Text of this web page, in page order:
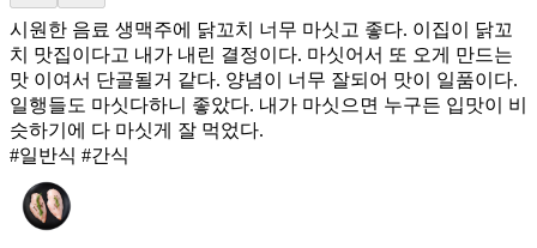
시원한 음료 생맥주에 닭꼬치 너무 마싯고 좋다. 이집이 닭꼬
치 맛집이다고 내가 내린 결정이다. 마싯어서 또 오게 만드는
맛 이여서 단골될거 같다. 양념이 너무 잘되어 맛이 일품이다.
일행들도 마싯다하니 좋았다. 내가 마싯으면 누구든 입맛이 비
슷하기에 다 마싯게 잘 먹었다.
#일반식 #간식